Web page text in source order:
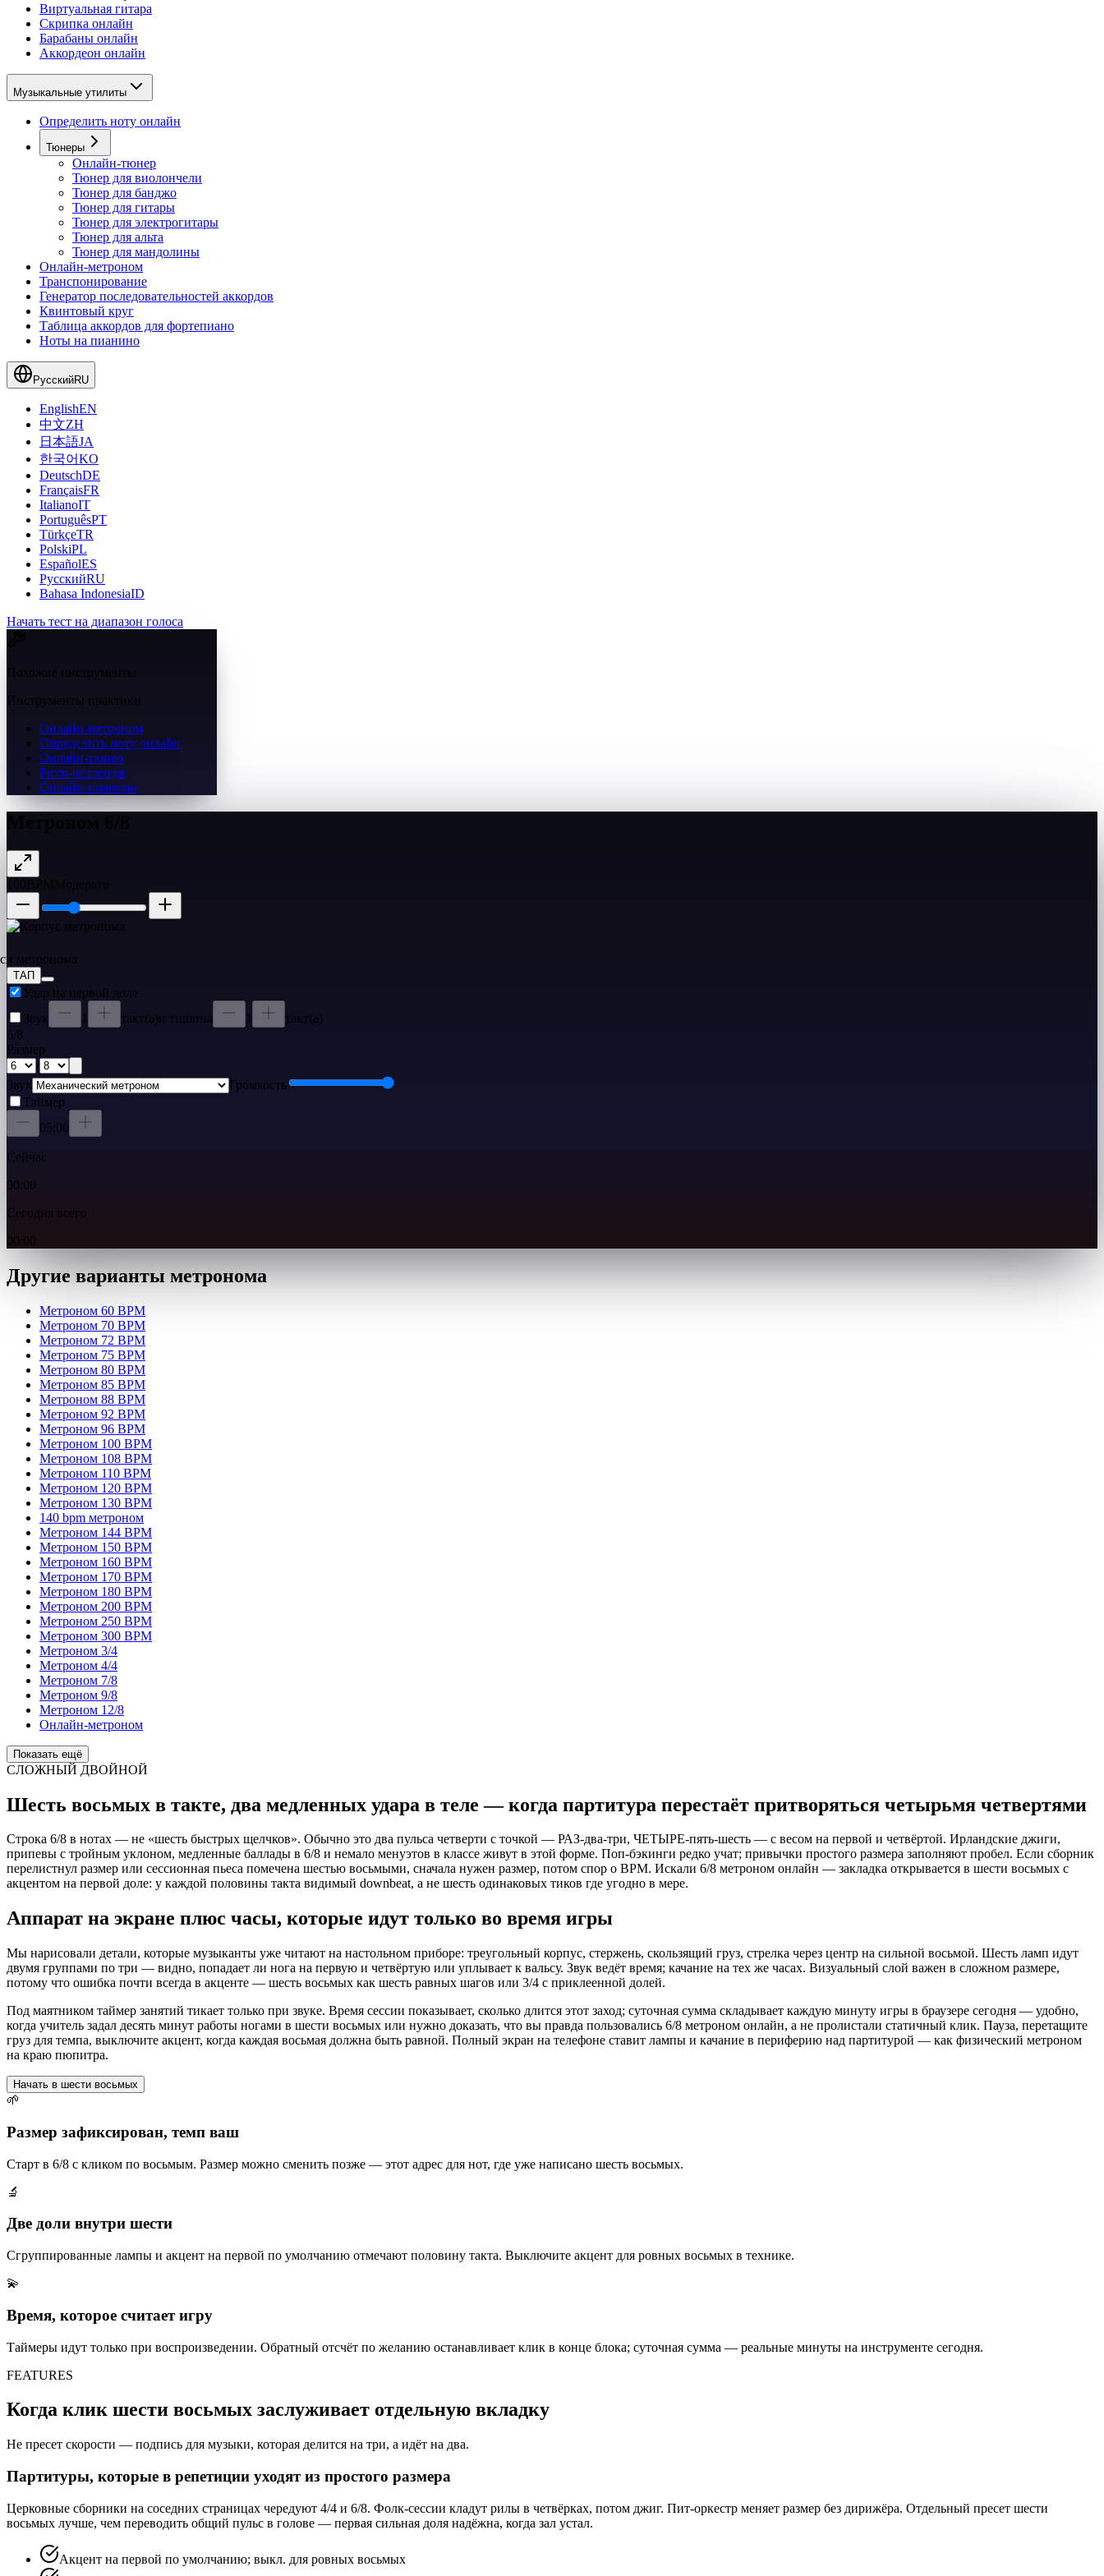
Виртуальная гитара
Скрипка онлайн
Барабаны онлайн
Аккордеон онлайн
Музыкальные утилиты
Определить ноту онлайн
Тюнеры
Онлайн-тюнер
Тюнер для виолончели
Тюнер для банджо
Тюнер для гитары
Тюнер для электрогитары
Тюнер для альта
Тюнер для мандолины
Онлайн-метроном
Транспонирование
Генератор последовательностей аккордов
Квинтовый круг
Таблица аккордов для фортепиано
Ноты на пианино
РусскийRU
EnglishEN
中文ZH
日本語JA
한국어KO
DeutschDE
FrançaisFR
ItalianoIT
PortuguêsPT
TürkçeTR
PolskiPL
EspañolES
РусскийRU
Bahasa IndonesiaID
Начать тест на диапазон голоса
Похожие инструменты
Инструменты практики
Онлайн-метроном
Определить ноту онлайн
Онлайн-тюнер
Ритм-челлендж
Онлайн-пианино
ТАП
Удар на первой доле
Звук
1 такт(а)и тишина 1
такт(а)
6/8
Размер
/
Звук
Громкость
Таймер
05:00
Сейчас
00:00
Сегодня всего
00:00
Другие варианты метронома
Метроном 60 BPM
Метроном 70 BPM
Метроном 72 BPM
Метроном 75 BPM
Метроном 80 BPM
Метроном 85 BPM
Метроном 88 BPM
Метроном 92 BPM
Метроном 96 BPM
Метроном 100 BPM
Метроном 108 BPM
Метроном 110 BPM
Метроном 120 BPM
Метроном 130 BPM
140 bpm метроном
Метроном 144 BPM
Метроном 150 BPM
Метроном 160 BPM
Метроном 170 BPM
Метроном 180 BPM
Метроном 200 BPM
Метроном 250 BPM
Метроном 300 BPM
Метроном 3/4
Метроном 4/4
Метроном 7/8
Метроном 9/8
Метроном 12/8
Онлайн-метроном
Показать ещё
СЛОЖНЫЙ ДВОЙНОЙ
Шесть восьмых в такте, два медленных удара в теле — когда партитура перестаёт притворяться четырьмя четвертями
Строка 6/8 в нотах — не «шесть быстрых щелчков». Обычно это два пульса четверти с точкой — РАЗ-два-три, ЧЕТЫРЕ-пять-шесть — с весом на первой и четвёртой. Ирландские джиги,
припевы с тройным уклоном, медленные баллады в 6/8 и немало менуэтов в классе живут в этой форме. Поп-бэкинги редко учат; привычки простого размера заполняют пробел. Если сборник
перелистнул размер или сессионная пьеса помечена шестью восьмыми, сначала нужен размер, потом спор о BPM. Искали 6/8 метроном онлайн — закладка открывается в шести восьмых с
акцентом на первой доле: у каждой половины такта видимый downbeat, а не шесть одинаковых тиков где угодно в мере.
Аппарат на экране плюс часы, которые идут только во время игры
Мы нарисовали детали, которые музыканты уже читают на настольном приборе: треугольный корпус, стержень, скользящий груз, стрелка через центр на сильной восьмой. Шесть ламп идут
двумя группами по три — видно, попадает ли нога на первую и четвёртую или уплывает к вальсу. Звук ведёт время; качание на тех же часах. Визуальный слой важен в сложном размере,
потому что ошибка почти всегда в акценте — шесть восьмых как шесть равных шагов или 3/4 с приклеенной долей.
Под маятником таймер занятий тикает только при звуке. Время сессии показывает, сколько длится этот заход; суточная сумма складывает каждую минуту игры в браузере сегодня — удобно,
когда учитель задал десять минут работы ногами в шести восьмых или нужно доказать, что вы правда пользовались 6/8 метроном онлайн, а не пролистали статичный клик. Пауза, перетащите
груз для темпа, выключите акцент, когда каждая восьмая должна быть равной. Полный экран на телефоне ставит лампы и качание в периферию над партитурой — как физический метроном
на краю пюпитра.
Начать в шести восьмых
🌱
Размер зафиксирован, темп ваш
Старт в 6/8 с кликом по восьмым. Размер можно сменить позже — этот адрес для нот, где уже написано шесть восьмых.
🔬
Две доли внутри шести
Сгруппированные лампы и акцент на первой по умолчанию отмечают половину такта. Выключите акцент для ровных восьмых в технике.
💫
Время, которое считает игру
Таймеры идут только при воспроизведении. Обратный отсчёт по желанию останавливает клик в конце блока; суточная сумма — реальные минуты на инструменте сегодня.
FEATURES
Когда клик шести восьмых заслуживает отдельную вкладку
Не пресет скорости — подпись для музыки, которая делится на три, а идёт на два.
Партитуры, которые в репетиции уходят из простого размера
Церковные сборники на соседних страницах чередуют 4/4 и 6/8. Фолк-сессии кладут рилы в четвёрках, потом джиг. Пит-оркестр меняет размер без дирижёра. Отдельный пресет шести
восьмых лучше, чем переводить общий пульс в голове — первая сильная доля надёжна, когда зал устал.
Акцент на первой по умолчанию; выкл. для ровных восьмых